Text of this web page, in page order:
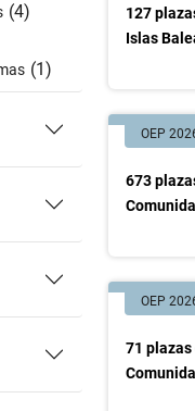
(4)
(1)
127
Islas
OEP
673
OEP
71